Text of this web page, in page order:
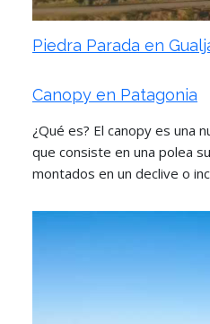
Piedra Parada en
Canopy en Patagonia
¿Qué es? El canopy es una
que consiste en una polea
montados en un declive o